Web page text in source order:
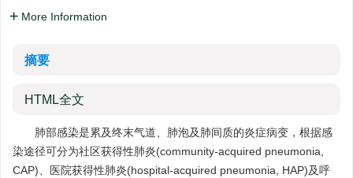
More Information
摘要
HTML全文
肺部感染是累及终末气道、肺泡及肺间质的炎症病变，根据感
染途径可分为社区获得性肺炎(community-acquired pneumonia,
CAP)、医院获得性肺炎(hospital-acquired pneumonia, HAP)及呼